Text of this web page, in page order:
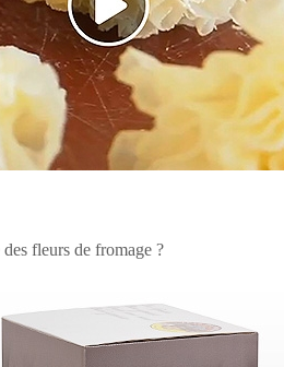
fleurs de fromage ?